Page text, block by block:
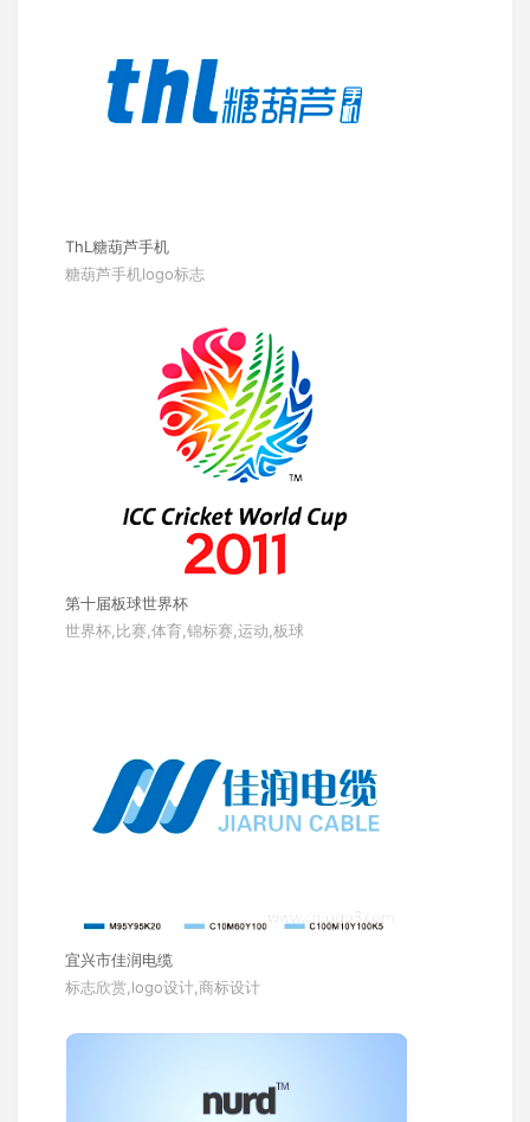
ThL糖葫芦手机
糖葫芦手机logo标志
第十届板球世界杯
世界杯,比赛,体育,锦标赛,运动,板球
宜兴市佳润电缆
标志欣赏,logo设计,商标设计